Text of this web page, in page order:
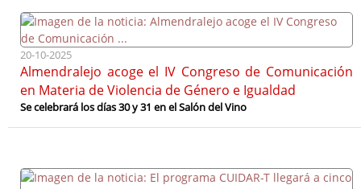
20-10-2025
Almendralejo acoge el IV Congreso de Comunicación
en Materia de Violencia de Género e Igualdad
Se celebrará los días 30 y 31 en el Salón del Vino